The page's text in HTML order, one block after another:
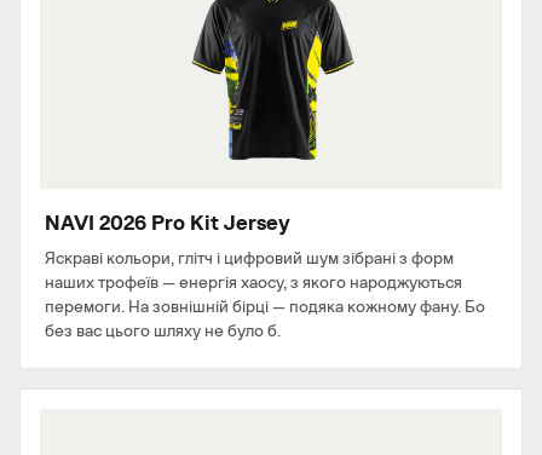
NAVI 2026 Pro Kit Jersey
Яскраві кольори, глітч і цифровий шум зібрані з форм
наших трофеїв — енергія хаосу, з якого народжуються
перемоги. На зовнішній бірці — подяка кожному фану. Бо
без вас цього шляху не було б.